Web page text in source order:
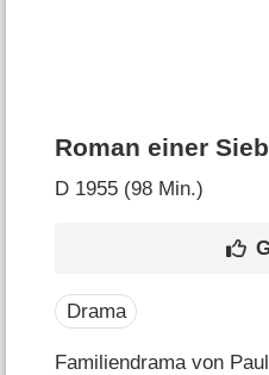
Roman einer
D 1955 (98 Min.)
Drama
Familiendrama von